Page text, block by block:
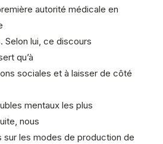
autorité médicale en
Selon lui, ce discours
qu’à
sociales et à laisser de côté
mentaux les plus
nous
sur les modes de production de